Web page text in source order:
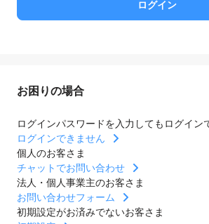
お困りの場合
ログインパスワードを入力してもログイン
ログインできません
個人のお客さま
チャットでお問い合わせ
法人・個人事業主のお客さま
お問い合わせフォーム
初期設定がお済みでないお客さま